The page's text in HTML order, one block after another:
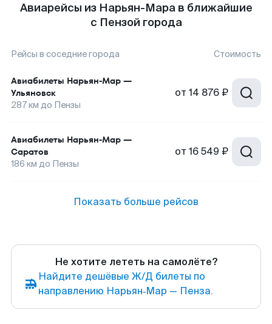
Авиарейсы из Нарьян-Мара в ближайшие
с Пензой города
Рейсы в соседние города Стоимость
Авиабилеты Нарьян-Мар —
Ульяновск
287км до Пензы
от 14 876 ₽
Авиабилеты Нарьян-Мар —
Саратов
186 км до Пензы
от 16 549 ₽
Показать больше рейсов
Не хотите лететь на самолёте?
Найдите дешёвые Ж/Д билеты по
направлению Нарьян‑Мар — Пенза.